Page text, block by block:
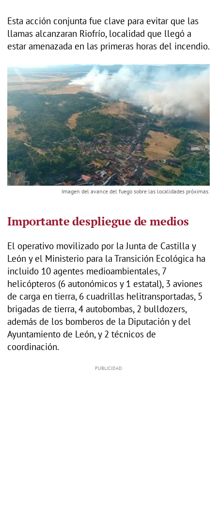
Esta acción conjunta fue clave para evitar que las
llamas alcanzaran Riofrío, localidad que llegó a
estar amenazada en las primeras horas del incendio.
Imagen del avance del fuego sobre las localidades próximas.
Importante despliegue de medios
El operativo movilizado por la Junta de Castilla y
León y el Ministerio para la Transición Ecológica ha
incluido 10 agentes medioambientales, 7
helicópteros (6 autonómicos y 1 estatal), 3 aviones
de carga en tierra, 6 cuadrillas helitransportadas, 5
brigadas de tierra, 4 autobombas, 2 bulldozers,
además de los bomberos de la Diputación y del
Ayuntamiento de León, y 2 técnicos de
coordinación.